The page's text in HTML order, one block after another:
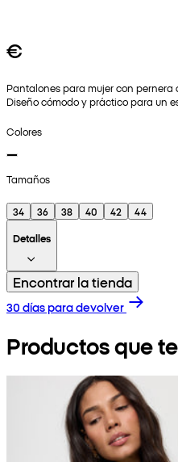
€
Pantalones para mujer con
Diseño cómodo y práctico para un
Colores
Tamaños
34 36 38 40 42
44
Detalles
Encontrar la tienda
30 días para devolver
Productos que